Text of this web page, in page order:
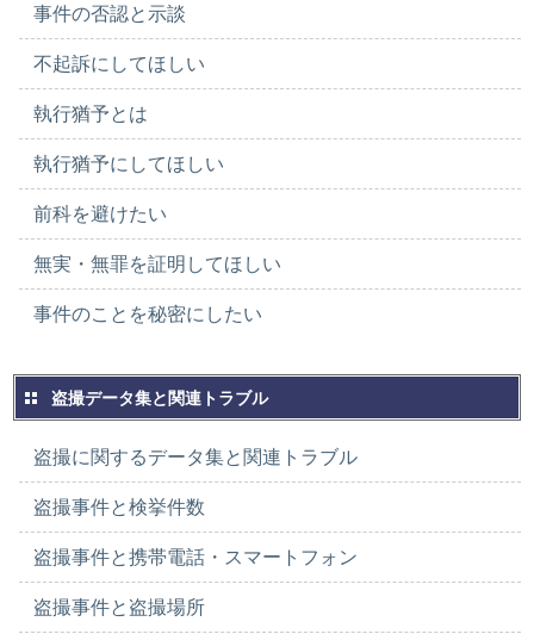
事件の否認と示談
不起訴にしてほしい
執行猶予とは
執行猶予にしてほしい
前科を避けたい
無実・無罪を証明してほしい
事件のことを秘密にしたい
盗撮データ集と関連トラブル
盗撮に関するデータ集と関連トラブル
盗撮事件と検挙件数
盗撮事件と携帯電話・スマートフォン
盗撮事件と盗撮場所